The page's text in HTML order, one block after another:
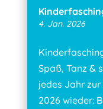
4. Jan. 2026
Spaß, Tanz &
jedes Jahr
2026 wieder: